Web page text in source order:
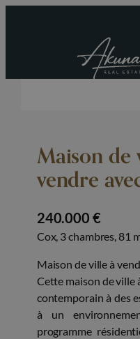
Maison de
vendre
240.000 €
Cox, 3 chambres, 81
Maison de ville à
Cette maison de ville
contemporain à des
à un
programme